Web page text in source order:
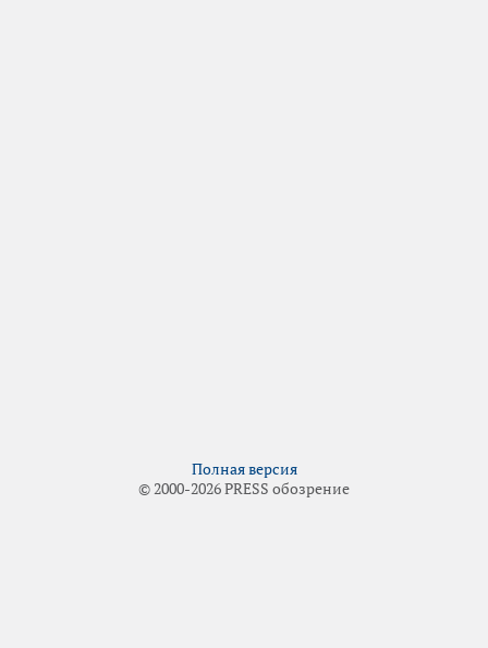
Полная версия
© 2000-2026 PRESS обозрение